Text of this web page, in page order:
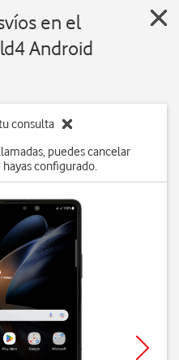
en el
Android
consulta
puedes cancelar
configurado.